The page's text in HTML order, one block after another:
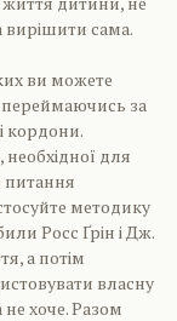
вирішити сама.
ви можете
переймаючись за
кордони.
для
питання
методику
Росс Ґрін і Дж.
а потім
власну
хоче. Разом